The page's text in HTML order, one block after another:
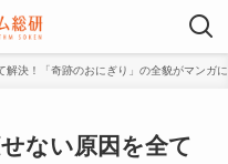
解決！「奇跡のおにぎり」の全貌がマンガ
ない原因を全て